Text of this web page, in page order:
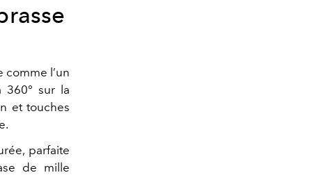
comme l’un
360° sur la
et touches
parfaite
de mille